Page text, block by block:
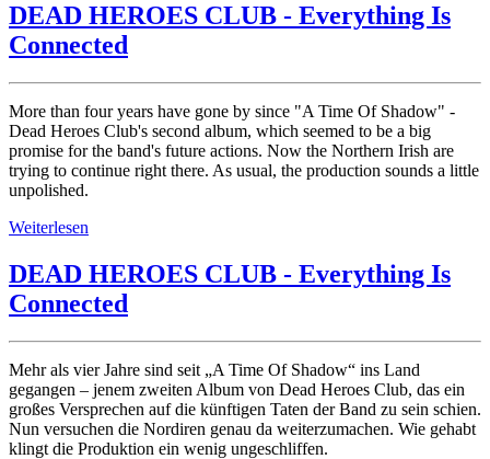
DEAD HEROES CLUB - Everything Is
Connected
More than four years have gone by since "A Time Of Shadow" -
Dead Heroes Club's second album, which seemed to be a big
promise for the band's future actions. Now the Northern Irish are
trying to continue right there. As usual, the production sounds a little
unpolished.
Weiterlesen
DEAD HEROES CLUB - Everything Is
Connected
Mehr als vier Jahre sind seit „A Time Of Shadow“ ins Land
gegangen – jenem zweiten Album von Dead Heroes Club, das ein
großes Versprechen auf die künftigen Taten der Band zu sein schien.
Nun versuchen die Nordiren genau da weiterzumachen. Wie gehabt
klingt die Produktion ein wenig ungeschliffen.